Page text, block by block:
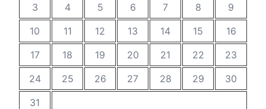
3
4 5 6 7 8
9
10
11 12 13 14 15
16
17
18 19 20 21 22
23
24
25 26 27 28 29
30
31